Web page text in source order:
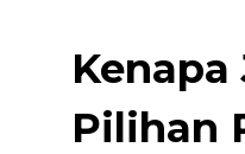
Kenapa
Pilihan